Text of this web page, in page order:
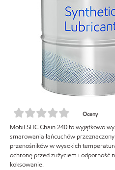
Oceny
Mobil SHC Chain 240 to wyjątkowo
smarowania łańcuchów
przenośników w wysokich
ochronę przed zużyciem i odporność
koksowanie.